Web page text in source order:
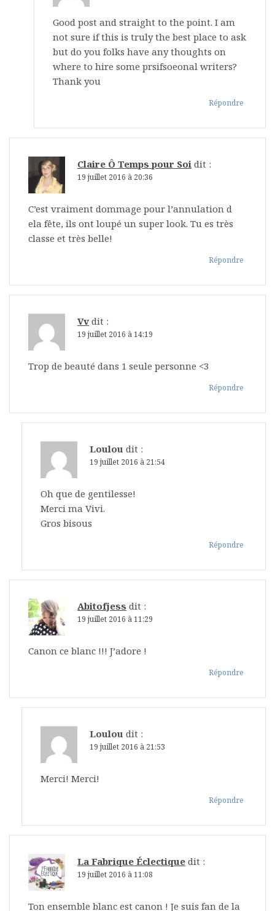
Good post and straight to the point. I am
not sure if this is truly the best place to ask
but do you folks have any thoughts on
where to hire some prsifsoeonal writers?
Thank you
Répondre
Claire Ô Temps pour Soi dit :
19 juillet 2016 à 20:36
C’est vraiment dommage pour l’annulation d
ela fête, ils ont loupé un super look. Tu es très
classe et très belle!
Répondre
Vv dit :
19 juillet 2016 à 14:19
Trop de beauté dans 1 seule personne <3
Répondre
Loulou dit :
19 juillet 2016 à 21:54
Oh que de gentilesse!
Merci ma Vivi.
Gros bisous
Répondre
Abitofjess dit :
19 juillet 2016 à 11:29
Canon ce blanc !!! J’adore !
Répondre
Loulou dit :
19 juillet 2016 à 21:53
Merci! Merci!
Répondre
La Fabrique Éclectique dit :
19 juillet 2016 à 11:08
Ton ensemble blanc est canon ! Je suis fan de la